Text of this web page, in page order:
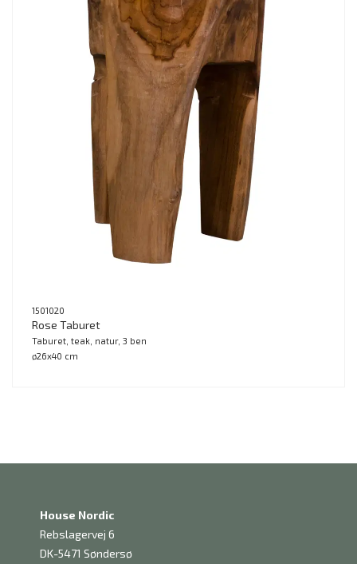
1501020
Rose Taburet
Taburet, teak, natur, 3 ben
ø26x40 cm
House Nordic
Rebslagervej 6
DK-5471 Søndersø